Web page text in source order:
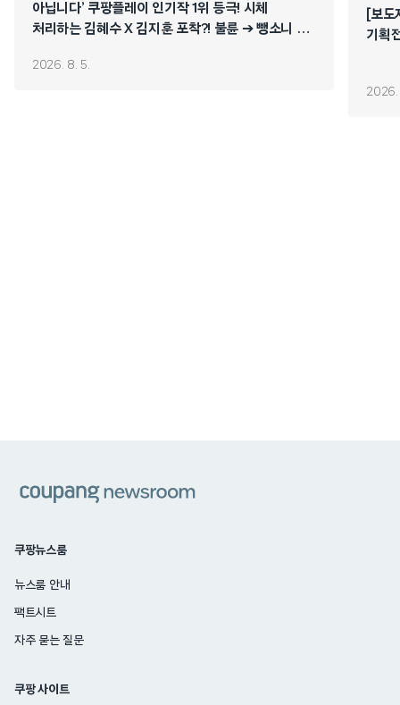
아닙니다’ 쿠팡플레이 인기작 1위 등극! 시체
처리하는 김혜수 X 김지훈 포착?! 불륜 ➔ 뺑소니 ➔
2026. 8. 5.
[보
기획
2026.
쿠팡뉴스룸
뉴스룸 안내
팩트시트
자주 묻는 질문
쿠팡 사이트